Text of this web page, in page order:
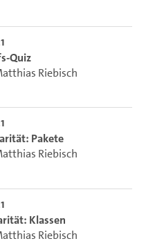
Quiz
Riebisch
Pakete
Riebisch
Klassen
Riebisch